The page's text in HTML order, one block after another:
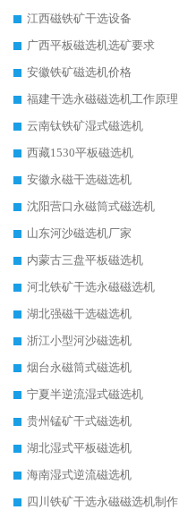
江西磁铁矿干选设备
广西平板磁选机选矿要求
安徽铁矿磁选机价格
福建干选永磁磁选机工作原理
云南钛铁矿湿式磁选机
西藏1530平板磁选机
安徽永磁干选磁选机
沈阳营口永磁筒式磁选机
山东河沙磁选机厂家
内蒙古三盘平板磁选机
河北铁矿干选永磁磁选机
湖北强磁干选磁选机
浙江小型河沙磁选机
烟台永磁筒式磁选机
宁夏半逆流湿式磁选机
贵州锰矿干式磁选机
湖北湿式平板磁选机
海南湿式逆流磁选机
四川铁矿干选永磁磁选机制作